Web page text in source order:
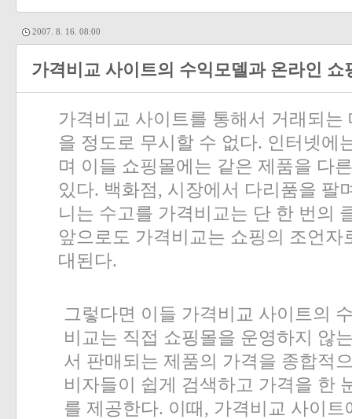
2007. 8. 16. 08:00
가격비교 사이트의 수익모델과 온라인 쇼
가격비교 사이트를 통해서 거래되는
을 정도로 무시할 수 없다. 인터넷에
며 이들 쇼핑몰에는 같은 제품을 다
있다. 백화점, 시장에서 다리품을 팔
니는 수고를 가격비교는 단 한 번의
앞으로도 가격비교는 쇼핑의 조언
대된다.
그렇다면 이들 가격비교 사이트의
비교는 직접 쇼핑몰을 운영하지 않
서 판매되는 제품의 가격을 종합적
비자들이 쉽게 검색하고 가격을 한
를 제공한다. 이때, 가격비교 사이트